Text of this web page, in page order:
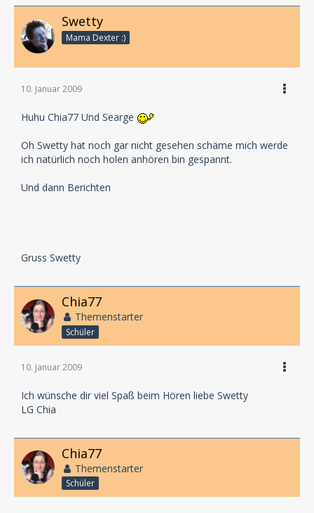
Swetty
Mama Dexter :)
10. Januar 2009
Huhu Chia77 Und Searge
Oh Swetty hat noch gar nicht gesehen schäme mich werde
ich natürlich noch holen anhören bin gespannt.
Und dann Berichten
Gruss Swetty
Chia77
Themenstarter
Schüler
10. Januar 2009
Ich wünsche dir viel Spaß beim Hören liebe Swetty
LG Chia
Chia77
Themenstarter
Schüler